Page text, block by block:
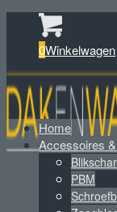
0Winkelwagen
Home
Accessoires
PBM